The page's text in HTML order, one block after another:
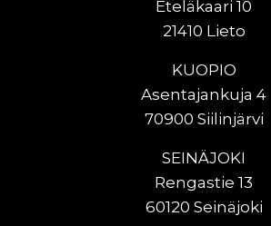
Eteläkaari 10
21410 Lieto
KUOPIO
Asentajankuja 4
70900 Siilinjärvi
SEINÄJOKI
Rengastie 13
60120 Seinäjoki